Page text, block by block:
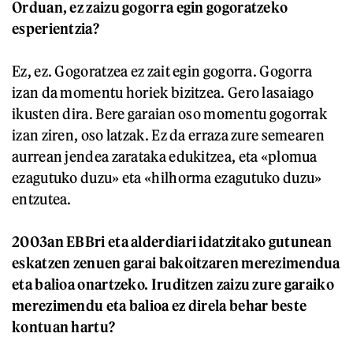
Orduan, ez zaizu gogorra egin gogoratzeko
esperientzia?
Ez, ez. Gogoratzea ez zait egin gogorra. Gogorra
izan da momentu horiek bizitzea. Gero lasaiago
ikusten dira. Bere garaian oso momentu gogorrak
izan ziren, oso latzak. Ez da erraza zure semearen
aurrean jendea zarataka edukitzea, eta «plomua
ezagutuko duzu» eta «hilhorma ezagutuko duzu»
entzutea.
2003an EBBri eta alderdiari idatzitako gutunean
eskatzen zenuen garai bakoitzaren merezimendua
eta balioa onartzeko. Iruditzen zaizu zure garaiko
merezimendu eta balioa ez direla behar beste
kontuan hartu?